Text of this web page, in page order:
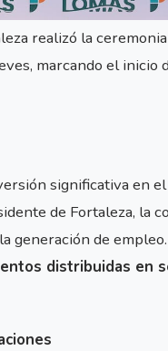
realizó la
marcando el
significativa en
de Fortaleza, la
generación de
distribuidas en